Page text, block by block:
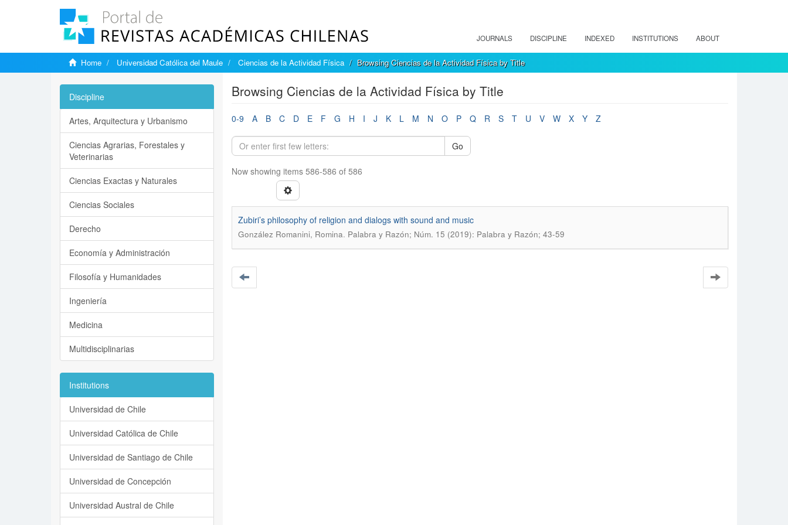
JOURNALS DISCIPLINE INDEXED INSTITUTIONS ABOUT
Home Universidad Católica del Maule Ciencias de la Actividad Física Browsing Ciencias de la Actividad Física by Title
Browsing Ciencias de la Actividad Física by Title
0-9 A B C D E F G H I J K L M N O P Q R S T U V W X Y Z
Go
Now showing items 586-586 of 586
Zubiri’s philosophy of religion and dialogs with sound and music
González Romanini, Romina. Palabra y Razón; Núm. 15 (2019): Palabra y Razón; 43-59
Discipline
Artes, Arquitectura y Urbanismo
Ciencias Agrarias, Forestales y
Veterinarias
Ciencias Exactas y Naturales
Ciencias Sociales
Derecho
Economía y Administración
Filosofía y Humanidades
Ingeniería
Medicina
Multidisciplinarias
Institutions
Universidad de Chile
Universidad Católica de Chile
Universidad de Santiago de Chile
Universidad de Concepción
Universidad Austral de Chile